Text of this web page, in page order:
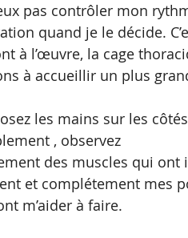
pas contrôler mon
quand je le décide.
à l’œuvre, la cage
à accueillir un plus
les mains sur les
, observez
des muscles qui
et complétement mes
m’aider à faire.